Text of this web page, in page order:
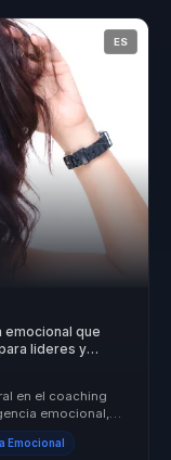
ES
emocional que
lideres y
en el coaching
emocional,
Emocional